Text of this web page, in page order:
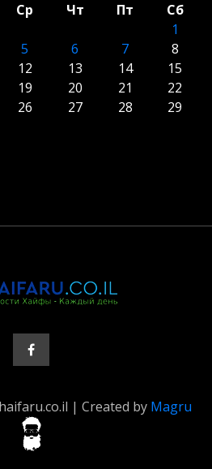
Ср Чт Пт
Сб
1
5 6 7
8
12 13 14
15
19 20 21
22
26 27 28
29
| Created by Magru